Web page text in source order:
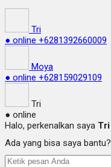
Tri
● online +6281392660009
Moya
● online +628159029109
Tri
● online
Halo, perkenalkan saya Tri
Ada yang bisa saya bantu?